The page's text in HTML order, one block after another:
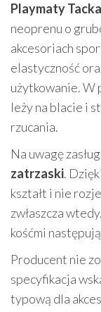
Playmaty
neoprenu o
akcesoriach
elastyczność
użytkowanie. W
leży na blacie i
rzucania.
Na uwagę
zatrzaski.
kształt i nie
zwłaszcza
kośćmi
Producent nie
specyfikacja
typową dla